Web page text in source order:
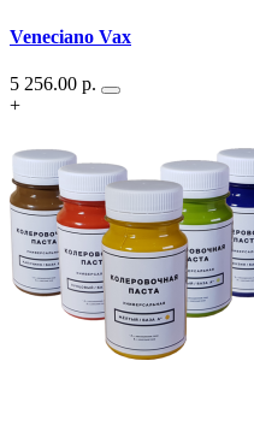
Veneciano Vax
5 256.00 р.
+